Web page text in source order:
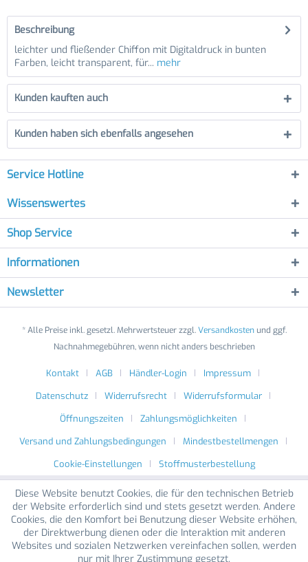
Beschreibung
leichter und fließender Chiffon mit Digitaldruck in bunten
Farben, leicht transparent, für... mehr
Kunden kauften auch
Kunden haben sich ebenfalls angesehen
Service Hotline
Wissenswertes
Shop Service
Informationen
Newsletter
* Alle Preise inkl. gesetzl. Mehrwertsteuer zzgl.Versandkostenund ggf.
Nachnahmegebühren, wenn nicht anders beschrieben
Kontakt AGB Händler-Login
Impressum
Datenschutz
Widerrufsrecht
Widerrufsformular
Öffnungszeiten
Zahlungsmöglichkeiten
Versand und Zahlungsbedingungen
Mindestbestellmengen
Cookie-Einstellungen
Stoffmusterbestellung
Diese Website benutzt Cookies, die für den technischen Betrieb
der Website erforderlich sind und stets gesetzt werden. Andere
Cookies, die den Komfort bei Benutzung dieser Website erhöhen,
der Direktwerbung dienen oder die Interaktion mit anderen
Websites und sozialen Netzwerken vereinfachen sollen, werden
nur mit Ihrer Zustimmung gesetzt.